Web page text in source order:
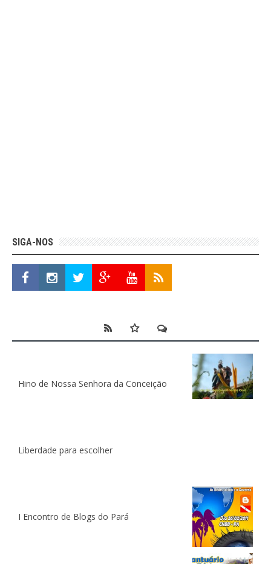
SIGA-NOS
Hino de Nossa Senhora da Conceição
Liberdade para escolher
I Encontro de Blogs do Pará